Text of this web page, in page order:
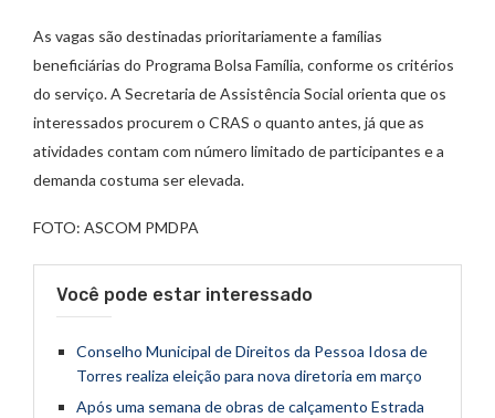
As vagas são destinadas prioritariamente a famílias
beneficiárias do Programa Bolsa Família, conforme os critérios
do serviço. A Secretaria de Assistência Social orienta que os
interessados procurem o CRAS o quanto antes, já que as
atividades contam com número limitado de participantes e a
demanda costuma ser elevada.
FOTO: ASCOM PMDPA
Você pode estar interessado
Conselho Municipal de Direitos da Pessoa Idosa de
Torres realiza eleição para nova diretoria em março
Após uma semana de obras de calçamento Estrada